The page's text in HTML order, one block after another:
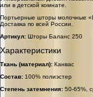
или в детской комнате.
Портьерные шторы молочные
Доставка по всей России.
Артикул: Шторы Баланс 250
Характеристики
Ткань (материал): Канвас
Состав: 100% полиэстер
Степень затемнения: 50-65%,